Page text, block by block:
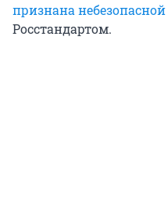
признана небезопасной
Росстандартом.